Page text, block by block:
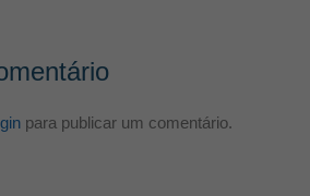
para publicar um comentário.